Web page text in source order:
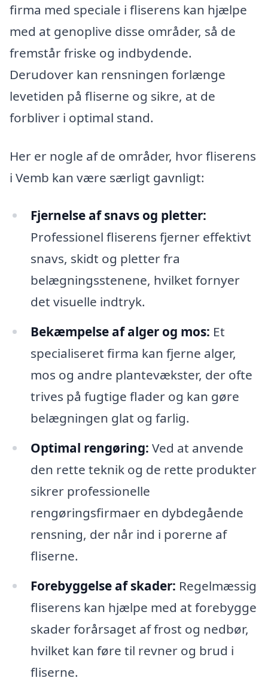
firma med speciale i fliserens kan hjælpe
med at genoplive disse områder, så de
fremstår friske og indbydende.
Derudover kan rensningen forlænge
levetiden på fliserne og sikre, at de
forbliver i optimal stand.
Her er nogle af de områder, hvor fliserens
i Vemb kan være særligt gavnligt:
Fjernelse af snavs og pletter:
Professionel fliserens fjerner effektivt
snavs, skidt og pletter fra
belægningsstenene, hvilket fornyer
det visuelle indtryk.
Bekæmpelse af alger og mos: Et
specialiseret firma kan fjerne alger,
mos og andre plantevækster, der ofte
trives på fugtige flader og kan gøre
belægningen glat og farlig.
Optimal rengøring: Ved at anvende
den rette teknik og de rette produkter
sikrer professionelle
rengøringsfirmaer en dybdegående
rensning, der når ind i porerne af
fliserne.
Forebyggelse af skader: Regelmæssig
fliserens kan hjælpe med at forebygge
skader forårsaget af frost og nedbør,
hvilket kan føre til revner og brud i
fliserne.